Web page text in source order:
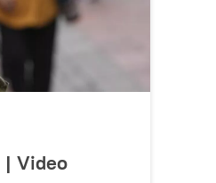
| Video